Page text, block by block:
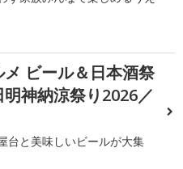
ビール＆日本酒祭
明神納涼祭り2026／
台と美味しいビールが大集